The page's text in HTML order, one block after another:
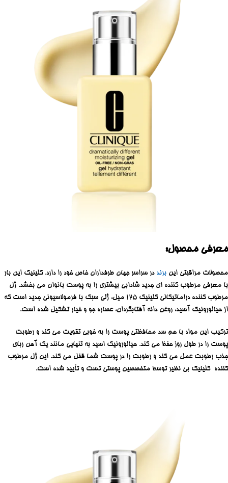
معرفی محصول:
محصولات مراقبتی این برند در سراسر جهان طرفداران خاص خود را دارد. کلینیک این بار
با معرفی مرطوب کننده ای جدید شادابی بیشتری را به پوست بانوان می بخشد. ژل
مرطوب کننده دراماتیکالی کلینیک ۱۲۵ میل، ژلی سبک با فرمولاسیونی جدید است که
از هیالورونیک آسید، روغن دانه آفتابگردان، عصاره جو و خیار تشکیل شده است.
ترکیب این مواد با هم سد محافظتی پوست را به خوبی تقویت می کند و رطوبت
پوست را در طول روز حفظ می کند. هیالورونیک اسید به تنهایی مانند یک آهن ربای
جذب رطوبت عمل می کند و رطوبت را در پوست شما قفل می کند. این ژل مرطوب
کننده کلینیک بی نظیر توسط متخصصین پوستی تست و تأیید شده است.